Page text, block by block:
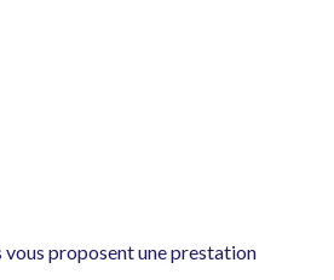
proposent une prestation